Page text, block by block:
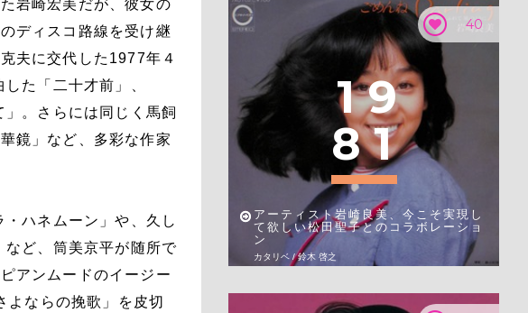
岩崎宏美だが、彼女の
ディスコ路線を受け継
夫に交代した1977年４
た「二十才前」、
。さらには同じく馬飼
鏡」など、多彩な作家
ハネムーン」や、久し
ど、筒美京平が随所で
アンムードのイージー
よならの挽歌」を皮切
40
1 9
8 1
アーティスト岩崎良美、今こそ実現し
て欲しい松田聖子とのコラボレーショ
ン
カタリベ / 鈴木 啓之